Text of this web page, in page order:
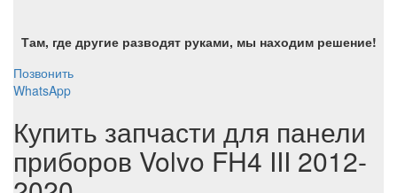
Там, где другие разводят руками, мы находим решение!
Позвонить
WhatsApp
Купить запчасти для панели
приборов Volvo FH4 III 2012-